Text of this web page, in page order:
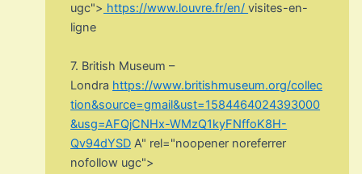
ugc"> https://www.louvre.fr/en/visites-en-
ligne
7. British Museum –
Londra https://www.britishmuseum.org/collec
tion&source=gmail&ust=1584464024393000
&usg=AFQjCNHx-WMzQ1kyFNffoK8H-
Qv94dYSD A" rel="noopener noreferrer
nofollow ugc">